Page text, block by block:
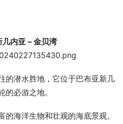
内亚 – 金贝湾
的潜水胜地，它位于巴布亚新几
的必游之地。
海洋生物和壮观的海底景观。